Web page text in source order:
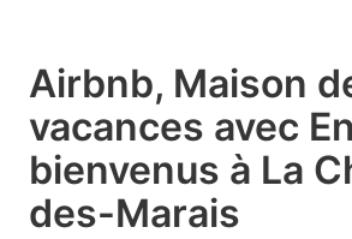
Airbnb, Maison
vacances avec
bienvenus à La
des-Marais